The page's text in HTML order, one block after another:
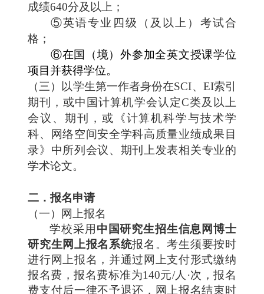
成绩640分及以上 ；
⑤英语专业四级（及以上）考试合
格 ；
⑥在国（境）外参加全英文授课学位
项目并获得学位。
（三）以学生第一作者身份在SCI、EI索引
期刊，或中国计算机学会认定C类及以上
会议、期刊，或《计算机科学与技术学
科、网络空间安全学科高质量业绩成果目
录》中所列会议 、 期刊上发表相关专业的
学术论文。
二 ．报名申请
（一）网上报名
学校采用 中国研究生招生信息网博士
研究生网上报名系统报名。考生须要按时
进行网上报名，并通过网上支付形式缴纳
报名费，报名费标准为140元/人 ·次，报名
费支付后一律不予退还，网上报名结束时